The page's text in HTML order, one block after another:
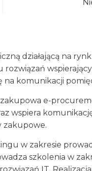
działającą na
komunikacji
e-
wspiera
zakupowe.
w zakresie
szkolenia w